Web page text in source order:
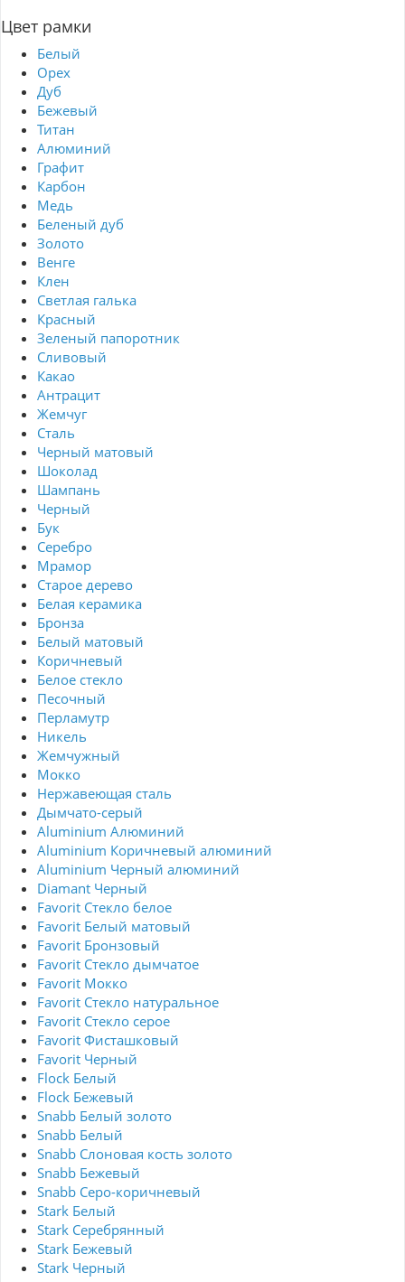
Цвет рамки
Белый
Орех
Дуб
Бежевый
Титан
Алюминий
Графит
Карбон
Медь
Беленый дуб
Золото
Венге
Клен
Светлая галька
Красный
Зеленый папоротник
Сливовый
Какао
Антрацит
Жемчуг
Сталь
Черный матовый
Шоколад
Шампань
Черный
Бук
Серебро
Мрамор
Старое дерево
Белая керамика
Бронза
Белый матовый
Коричневый
Белое стекло
Песочный
Перламутр
Никель
Жемчужный
Мокко
Нержавеющая сталь
Дымчато-серый
Aluminium Алюминий
Aluminium Коричневый алюминий
Aluminium Черный алюминий
Diamant Черный
Favorit Стекло белое
Favorit Белый матовый
Favorit Бронзовый
Favorit Стекло дымчатое
Favorit Мокко
Favorit Стекло натуральное
Favorit Стекло серое
Favorit Фисташковый
Favorit Черный
Flock Белый
Flock Бежевый
Snabb Белый золото
Snabb Белый
Snabb Слоновая кость золото
Snabb Бежевый
Snabb Серо-коричневый
Stark Белый
Stark Серебрянный
Stark Бежевый
Stark Черный